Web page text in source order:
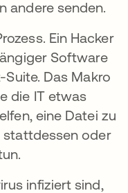
andere senden.
Ein Hacker
Software
Das Makro
die IT etwas
eine Datei zu
stattdessen oder
infiziert sind,